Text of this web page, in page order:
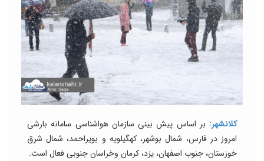
کلانشهر: بر اساس پیش بینی سازمان هواشناسی سامانه بارشی
امروز در فارس، شمال بوشهر، کهگیلویه و بویراحمد، شمال شرق
خوزستان، جنوب اصفهان، یزد، کرمان وخراسان جنوبی فعال است.